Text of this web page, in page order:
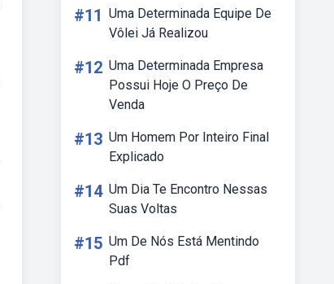
#11 Uma Determinada Equipe De
Vôlei Já Realizou
#12 Uma Determinada Empresa
Possui Hoje O Preço De
Venda
#13 Um Homem Por Inteiro Final
Explicado
#14 Um Dia Te Encontro Nessas
Suas Voltas
#15 Um De Nós Está Mentindo
Pdf